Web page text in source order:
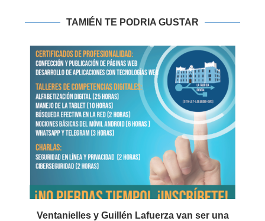
TAMIÉN TE PODRIA GUSTAR
Ventanielles y Guillén Lafuerza van ser una